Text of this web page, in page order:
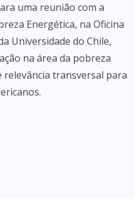
uma reunião com a
Energética, na Oficina
Universidade do Chile,
na área da pobreza
relevância transversal para